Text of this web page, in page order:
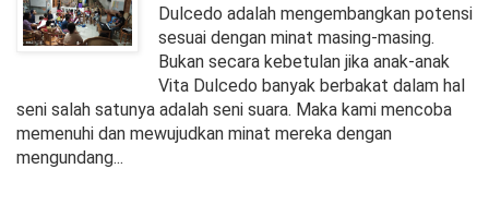
Dulcedo adalah mengembangkan potensi
sesuai dengan minat masing-masing.
Bukan secara kebetulan jika anak-anak
Vita Dulcedo banyak berbakat dalam hal
seni salah satunya adalah seni suara. Maka kami mencoba
memenuhi dan mewujudkan minat mereka dengan
mengundang...